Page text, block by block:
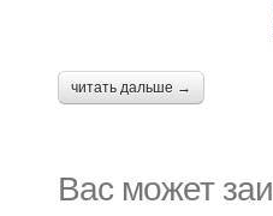
читать дальше →
Вас может